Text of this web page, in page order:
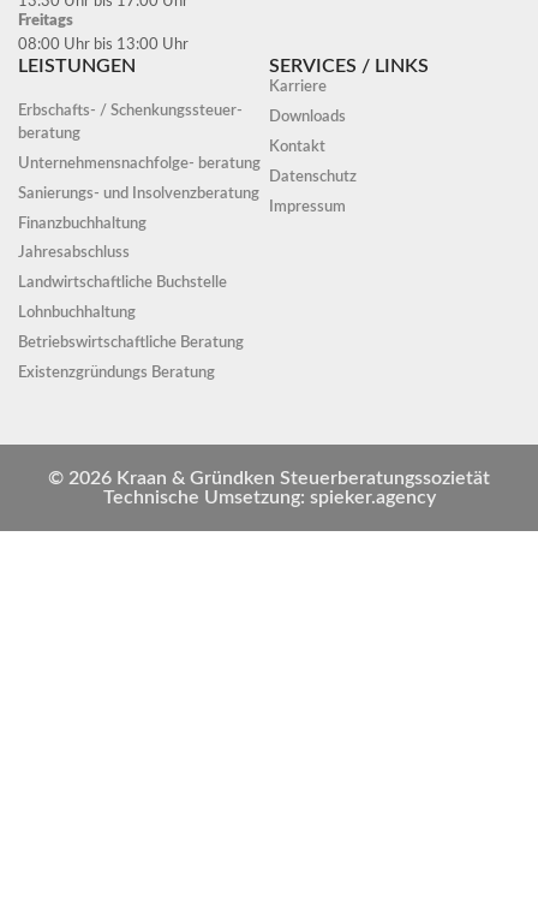
Freitags
08:00 Uhr bis 13:00 Uhr
LEISTUNGEN
Erbschafts- / Schenkungssteuer-
beratung
Unternehmensnachfolge- beratung
Sanierungs- und Insolvenzberatung
Finanzbuchhaltung
Jahresabschluss
Landwirtschaftliche Buchstelle
Lohnbuchhaltung
Betriebswirtschaftliche Beratung
Existenzgründungs Beratung
SERVICES / LINKS
Karriere
Downloads
Kontakt
Datenschutz
Impressum
© 2026 Kraan & Gründken Steuerberatungssozietät
Technische Umsetzung: spieker.agency